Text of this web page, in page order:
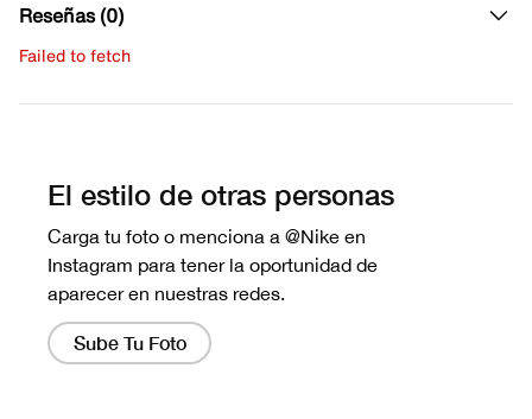
Reseñas (0)
Failed to fetch